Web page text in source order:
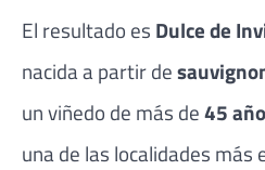
El resultado es Dulce de
nacida a partir de
un viñedo de más de45
una de las localidades más